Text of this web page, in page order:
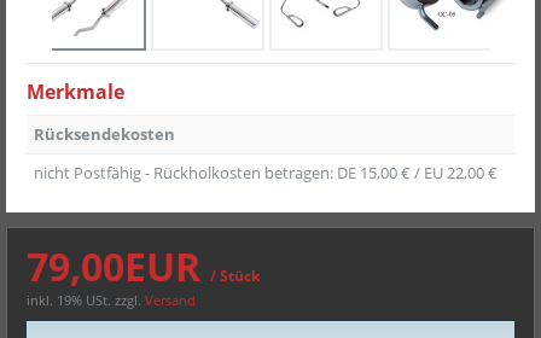
Merkmale
Rücksendekosten
nicht Postfähig - Rückholkosten betragen: DE 15,00 € / EU 22,00 €
79,00EUR / Stück
inkl. 19% USt. zzgl. Versand